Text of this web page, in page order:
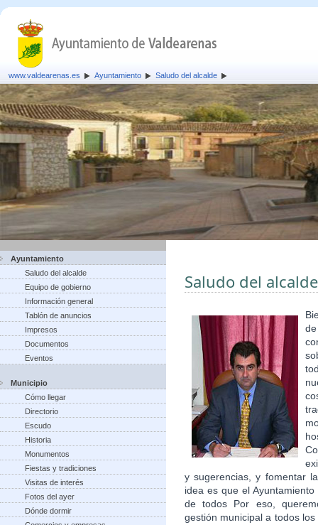
www.valdearenas.es Ayuntamiento Saludo del alcalde
Ayuntamiento
Saludo del alcalde
Equipo de gobierno
Información general
Tablón de anuncios
Impresos
Documentos
Eventos
Municipio
Cómo llegar
Directorio
Escudo
Historia
Monumentos
Fiestas y tradiciones
Visitas de interés
Fotos del ayer
Dónde dormir
Saludo del alcalde
y sugerencias, y fomentar
idea es que el
de todos Por eso,
gestión municipal a todos